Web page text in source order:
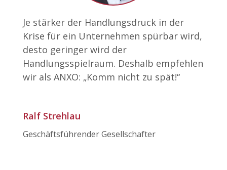
Je stärker der Handlungsdruck in der
Krise für ein Unternehmen spürbar wird,
desto geringer wird der
Handlungsspielraum. Deshalb empfehlen
wir als ANXO: „Komm nicht zu spät!“
Ralf Strehlau
Geschäftsführender Gesellschafter